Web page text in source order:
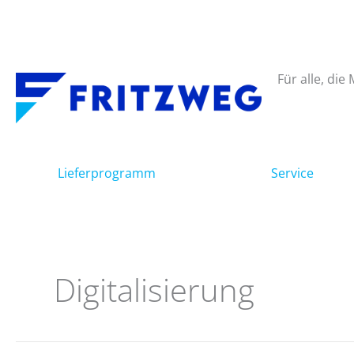
Für alle, die
Lieferprogramm Service
Digitalisierung